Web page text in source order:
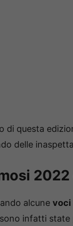
di questa
delle
alcune voci
infatti